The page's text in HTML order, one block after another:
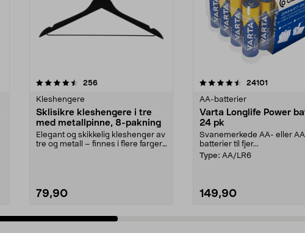
256anmeldelser
Kleshengere
Sklisikre kleshengere i tre
med metallpinne, 8-pakning
Elegant og skikkelig kleshenger av
tre og metall – finnes i flere farger.
79,90
4.5av 5 stjerner 24101
AA-batterier
Varta Longlife Power
24 pk
Svanemerkede AA- eller
batterier til fjer...
Type: AA/LR6
149,90
4.5av 5 stjerner